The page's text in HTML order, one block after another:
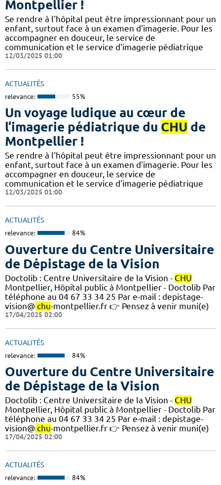
Montpellier !
​​​Se rendre à l'hôpital peut être impressionnant pour un
enfant, surtout face à un examen d'imagerie. Pour les
accompagner en douceur, le service de
communication et le service d'imagerie pédiatrique
12/03/2025 01:00
ACTUALITÉS
relevance: 55%
Un voyage ludique au cœur de
l’imagerie pédiatrique du CHU de
Montpellier !
​​​Se rendre à l'hôpital peut être impressionnant pour un
enfant, surtout face à un examen d'imagerie. Pour les
accompagner en douceur, le service de
communication et le service d'imagerie pédiatrique
12/03/2025 01:00
ACTUALITÉS
relevance: 84%
Ouverture du Centre Universitaire
de Dépistage de la Vision
Doctolib : Centre Universitaire de la Vision - CHU
Montpellier, Hôpital public à Montpellier - Doctolib Par
téléphone au 04 67 33 34 25 Par e-mail : depistage-
vision@ chu-montpellier.fr 👉 Pensez à venir muni(e)
17/04/2025 02:00
ACTUALITÉS
relevance: 84%
Ouverture du Centre Universitaire
de Dépistage de la Vision
Doctolib : Centre Universitaire de la Vision - CHU
Montpellier, Hôpital public à Montpellier - Doctolib Par
téléphone au 04 67 33 34 25 Par e-mail : depistage-
vision@ chu-montpellier.fr 👉 Pensez à venir muni(e)
17/04/2025 02:00
ACTUALITÉS
relevance: 84%